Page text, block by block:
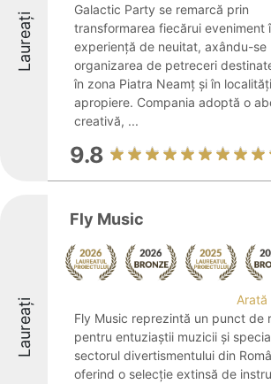
Laureați
Galactic Party se remarcă prin
transformarea fiecărui eveniment
experiență de neuitat, axându-se
organizarea de petreceri
în zona Piatra Neamț și în
apropiere. Compania adoptă o
creativă, ...
9.8
Laureați
Fly Music
Arată
Fly Music reprezintă un punct de
pentru entuziaștii muzicii și
sectorul divertismentului din
oferind o selecție extinsă de